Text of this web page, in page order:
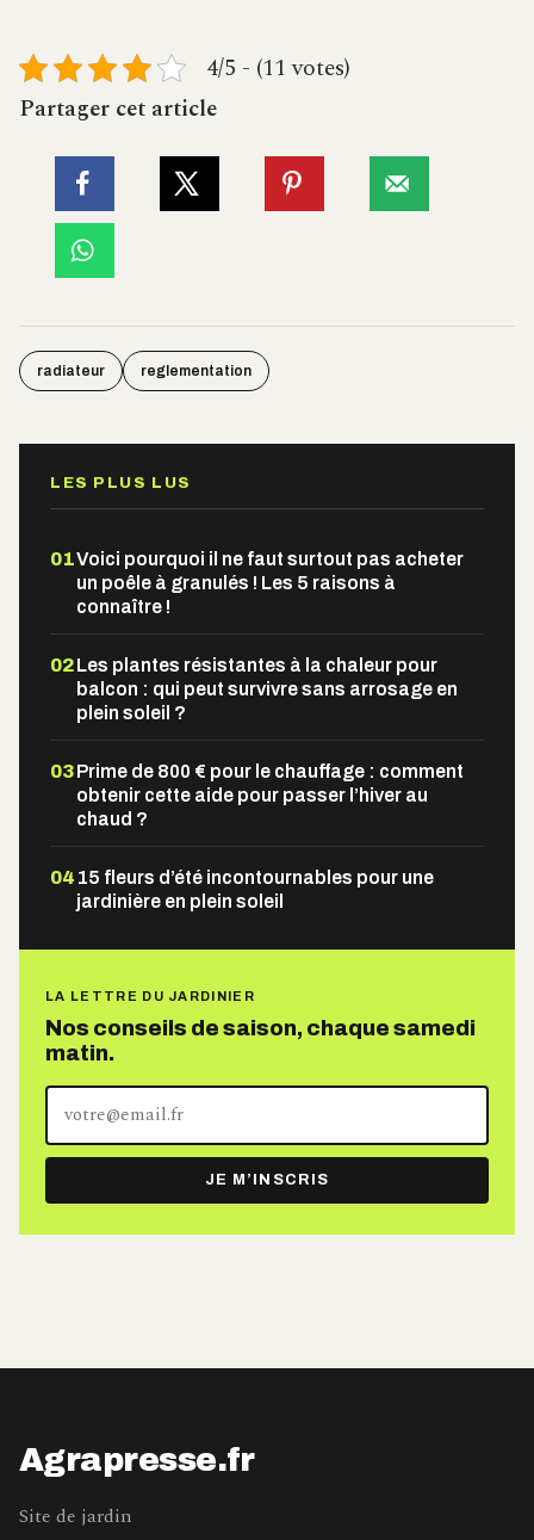
4/5 - (11 votes)
Partager cet article
radiateur reglementation
LES PLUS LUS
01Voici pourquoi il ne faut surtout pas acheter
un poêle à granulés ! Les 5 raisons à
connaître !
02Les plantes résistantes à la chaleur pour
balcon : qui peut survivre sans arrosage en
plein soleil ?
03Prime de 800 € pour le chauffage : comment
obtenir cette aide pour passer l’hiver au
chaud ?
04 15 fleurs d’été incontournables pour une
jardinière en plein soleil
LA LETTRE DU JARDINIER
Nos conseils de saison, chaque samedi
matin.
Votre
adresse
e-
mail
JE M’INSCRIS
Agrapresse.fr
Site de jardin